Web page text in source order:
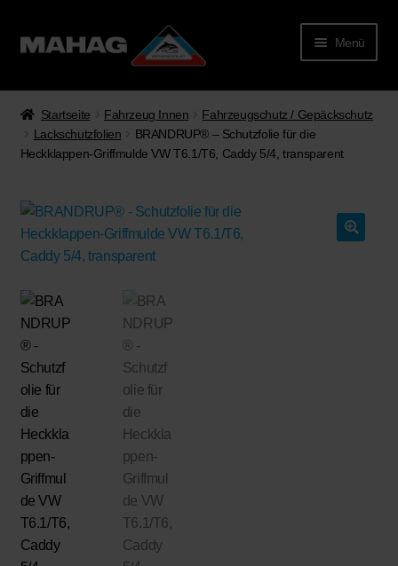
Menü
Startseite Fahrzeug Innen
Fahrzeugschutz / Gepäckschutz
Lackschutzfolien
BRANDRUP® – Schutzfolie für die
Heckklappen-Griffmulde VW T6.1/T6, Caddy 5/4, transparent